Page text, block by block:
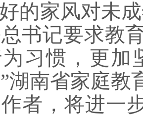
的家风对未
书记要求教
习惯，更加
湖南省家庭教
者，将进一